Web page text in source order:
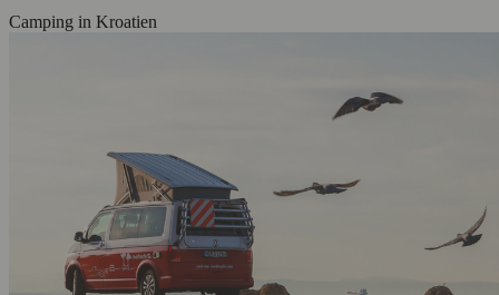
Camping in Kroatien